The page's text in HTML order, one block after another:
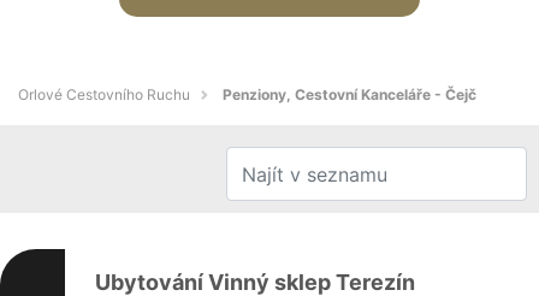
Orlové Cestovního Ruchu Penziony, Cestovní Kanceláře - Čejč
Ubytování Vinný sklep Terezín